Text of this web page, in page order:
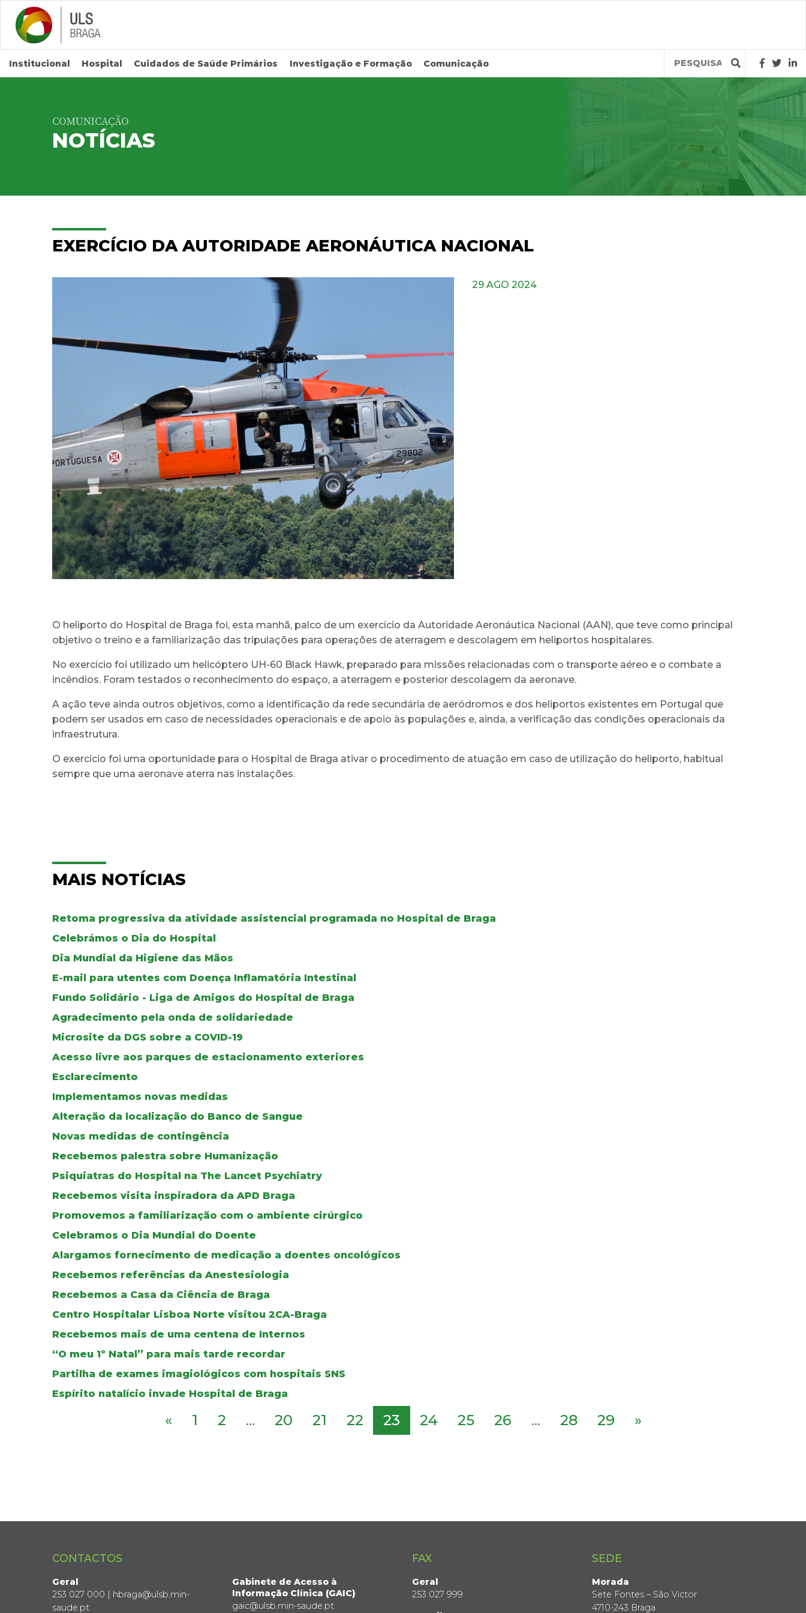
Saltar para conteúdo principal
Institucional Hospital Cuidados de Saúde Primários Investigação e Formação Comunicação
Query
COMUNICAÇÃO
NOTÍCIAS
EXERCÍCIO DA AUTORIDADE AERONÁUTICA NACIONAL
29 AGO 2024
O heliporto do Hospital de Braga foi, esta manhã, palco de um exercício da Autoridade Aeronáutica Nacional (AAN), que teve como principal
objetivo o treino e a familiarização das tripulações para operações de aterragem e descolagem em heliportos hospitalares.
No exercício foi utilizado um helicóptero UH-60 Black Hawk, preparado para missões relacionadas com o transporte aéreo e o combate a
incêndios. Foram testados o reconhecimento do espaço, a aterragem e posterior descolagem da aeronave.
A ação teve ainda outros objetivos, como a identificação da rede secundária de aeródromos e dos heliportos existentes em Portugal que
podem ser usados em caso de necessidades operacionais e de apoio às populações e, ainda, a verificação das condições operacionais da
infraestrutura.
O exercício foi uma oportunidade para o Hospital de Braga ativar o procedimento de atuação em caso de utilização do heliporto, habitual
sempre que uma aeronave aterra nas instalações.
MAIS NOTÍCIAS
Retoma progressiva da atividade assistencial programada no Hospital de Braga
Celebrámos o Dia do Hospital
Dia Mundial da Higiene das Mãos
E-mail para utentes com Doença Inflamatória Intestinal
Fundo Solidário - Liga de Amigos do Hospital de Braga
Agradecimento pela onda de solidariedade
Microsite da DGS sobre a COVID-19
Acesso livre aos parques de estacionamento exteriores
Esclarecimento
Implementamos novas medidas
Alteração da localização do Banco de Sangue
Novas medidas de contingência
Recebemos palestra sobre Humanização
Psiquiatras do Hospital na The Lancet Psychiatry
Recebemos visita inspiradora da APD Braga
Promovemos a familiarização com o ambiente cirúrgico
Celebramos o Dia Mundial do Doente
Alargamos fornecimento de medicação a doentes oncológicos
Recebemos referências da Anestesiologia
Recebemos a Casa da Ciência de Braga
Centro Hospitalar Lisboa Norte visitou 2CA-Braga
Recebemos mais de uma centena de Internos
“O meu 1º Natal” para mais tarde recordar
Partilha de exames imagiológicos com hospitais SNS
Espírito natalício invade Hospital de Braga
« 1 2 ... 20 21 22 23 24 25 26 ... 28 29 »
CONTACTOS
Geral
253 027 000 | hbraga@ulsb.min-
saude.pt
Gabinete de Acesso à
Informação Clínica (GAIC)
gaic@ulsb.min-saude.pt
FAX
Geral
253 027 999
SEDE
Morada
Sete Fontes – São Victor
4710-243 Braga